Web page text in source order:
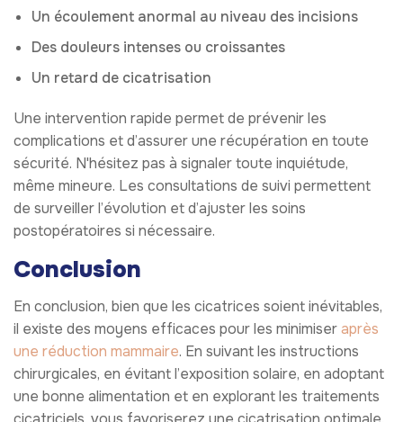
Un écoulement anormal au niveau des incisions
Des douleurs intenses ou croissantes
Un retard de cicatrisation
Une intervention rapide permet de prévenir les
complications et d’assurer une récupération en toute
sécurité. N'hésitez pas à signaler toute inquiétude,
même mineure. Les consultations de suivi permettent
de surveiller l’évolution et d’ajuster les soins
postopératoires si nécessaire.
Conclusion
En conclusion, bien que les cicatrices soient inévitables,
il existe des moyens efficaces pour les minimiseraprès
une réduction mammaire. En suivant les instructions
chirurgicales, en évitant l’exposition solaire, en adoptant
une bonne alimentation et en explorant les traitements